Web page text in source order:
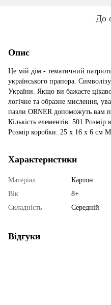
До
Опис
Це мій дім - тематичний
українського прапора.
України. Якщо ви бажаєте
логічне та образне мислення,
пазли ORNER допоможуть вам
Кількість елементів: 501
Розмір коробки: 25 х 16 х 6 см
Характеристики
Матеріал
Картон
Вік
8+
Складність
Середній
Відгуки